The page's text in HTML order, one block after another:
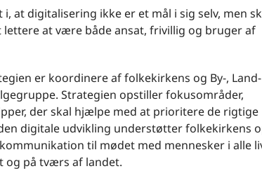
at digitalisering ikke er et mål i sig selv, men
at være både ansat, frivillig og bruger af
er koordinere af folkekirkens og By-,
Strategien opstiller fokusområder,
der skal hjælpe med at prioritere de rigtige
digitale udvikling understøtter folkekirkens
til mødet med mennesker i alle
og på tværs af landet.